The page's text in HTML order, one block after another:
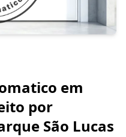
em
por
São Lucas